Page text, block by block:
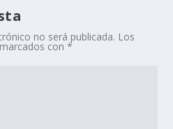
no será publicada. Los
con*